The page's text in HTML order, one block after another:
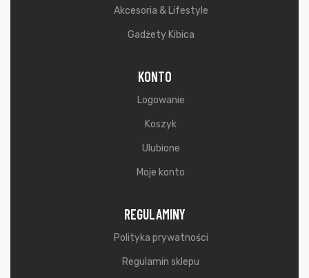
Akcesoria & Lifestyle
Gadżety Kibica
KONTO
Logowanie
Koszyk
Ulubione
Moje konto
REGULAMINY
Polityka prywatności
Regulamin sklepu